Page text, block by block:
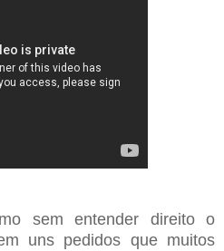
sem entender direito o
uns pedidos que muitos